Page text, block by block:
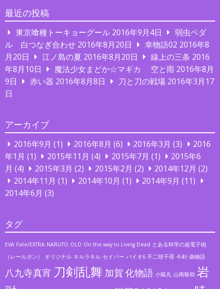
最近の投稿
東京喰種トーキョーグール 2016年9月4日
弱虫ペダ
ル 白つなぎ合わせ 2016年8月20日 幸物語02 2016年8
月20日
江ノ島の夏 2016年8月20日 線上の三条 2016
年8月10日
魔法少女まどか☆マギカ 空と雨 2016年8月
9日
赤い器 2016年8月8日 刀と刀の戦場 2016年3月17
日
アーカイブ
2016年9月 (1) 2016年8月 (6) 2016年3月 (3)
2016
年1月 (1) 2015年11月 (4) 2015年7月 (1)
2015年6
月 (4) 2015年3月 (2) 2015年2月 (2) 2014年12月 (2)
2014年11月 (1) 2014年10月 (1) 2014年9月 (11)
2014年6月 (3)
タグ
EVA Fate/EXTRA NARUTO OLD On the way to Living Dead とある科学の超電子砲
（レールガン）
オリジナル キルラキル セイバー バイオ6 不二咲千尋 今剣 偽物語
八九寺真宵 刀剣乱舞 加賀化物語 小狐丸 山南敬助 岩